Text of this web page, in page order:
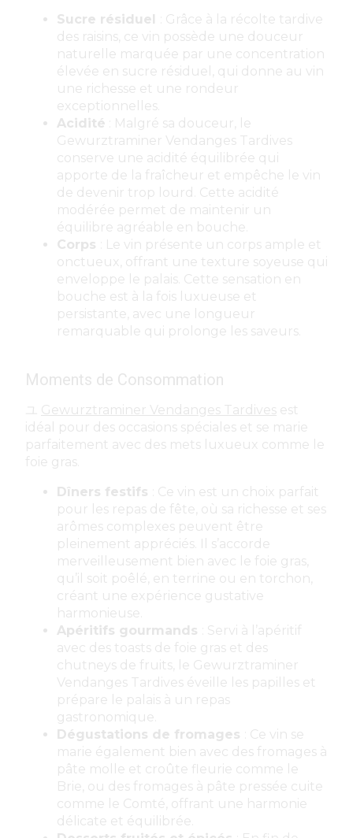
Sucre résiduel
: Grâce à la récolte tardive
des raisins, ce vin possède une douceur
naturelle marquée par une concentration
élevée en sucre résiduel, qui donne au vin
une richesse et une rondeur
exceptionnelles.
Acidité : Malgré sa douceur, le
Gewurztraminer Vendanges Tardives
conserve une acidité équilibrée qui
apporte de la fraîcheur et empêche le vin
de devenir trop lourd. Cette acidité
modérée permet de maintenir un
équilibre agréable en bouche.
Corps
: Le vin présente un corps ample et
onctueux, offrant une texture soyeuse qui
enveloppe le palais. Cette sensation en
bouche est à la fois luxueuse et
persistante, avec une longueur
remarquable qui prolonge les saveurs.
Moments de Consommation
ユ Gewurztraminer Vendanges Tardives est
idéal pour des occasions spéciales et se marie
parfaitement avec des mets luxueux comme le
foie gras.
Dîners festifs
: Ce vin est un choix parfait
pour les repas de fête, où sa richesse et ses
arômes complexes peuvent être
pleinement appréciés. Il s’accorde
merveilleusement bien avec le foie gras,
qu’il soit poêlé, en terrine ou en torchon,
créant une expérience gustative
harmonieuse.
Apéritifs gourmands
: Servi à l’apéritif
avec des toasts de foie gras et des
chutneys de fruits, le Gewurztraminer
Vendanges Tardives éveille les papilles et
prépare le palais à un repas
gastronomique.
Dégustations de fromages
: Ce vin se
marie également bien avec des fromages à
pâte molle et croûte fleurie comme le
Brie, ou des fromages à pâte pressée cuite
comme le Comté, offrant une harmonie
délicate et équilibrée.